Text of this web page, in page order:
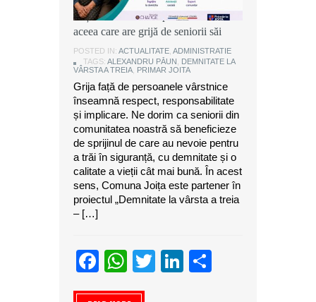
Joița: O comunitate puternică este
aceea care are grijă de seniorii săi
POSTED IN: ACTUALITATE ADMINISTRATIE
TAGS: ALEXANDRU PĂUN
DEMNITATE LA
VÂRSTA A TREIA PRIMAR JOITA
Grija față de persoanele vârstnice
înseamnă respect, responsabilitate
și implicare. Ne dorim ca seniorii din
comunitatea noastră să beneficieze
de sprijinul de care au nevoie pentru
a trăi în siguranță, cu demnitate și o
calitate a vieții cât mai bună. În acest
sens, Comuna Joița este partener în
proiectul „Demnitate la vârsta a treia
– […]
Facebook
WhatsApp
TwitterLinkedIn